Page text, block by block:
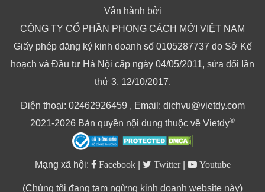
Vận hành bởi
CÔNG TY CỔ PHẦN PHONG CÁCH MỚI VIỆT NAM
Giấy phép đăng ký kinh doanh số 0105287737 do Sở Kế
hoạch và Đầu tư Hà Nội cấp ngày 04/05/2011, sửa đổi lần
thứ 3, 12/10/2017.
Điện thoại: 02462926459 , Email: dichvu@vietdy.com
2021-2026 Bản quyền nội dung thuộc về Vietdy®
Mạng xã hội: Facebook Twitter Youtube
(Chúng tôi đang tạm ngừng kinh doanh website này)